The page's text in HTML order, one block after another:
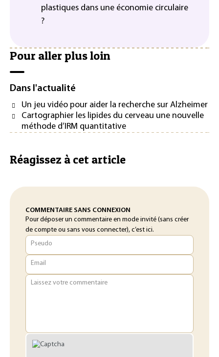
plastiques dans une économie circulaire
?
Pour aller plus loin
Dans l'actualité
Un jeu vidéo pour aider la recherche sur Alzheimer
Cartographier les lipides du cerveau une nouvelle
méthode d’IRM quantitative
Réagissez à cet article
COMMENTAIRE SANS CONNEXION
Pour déposer un commentaire en mode invité (sans créer
de compte ou sans vous connecter), c’est ici.
Pseudo
Email
Laissez votre commentaire